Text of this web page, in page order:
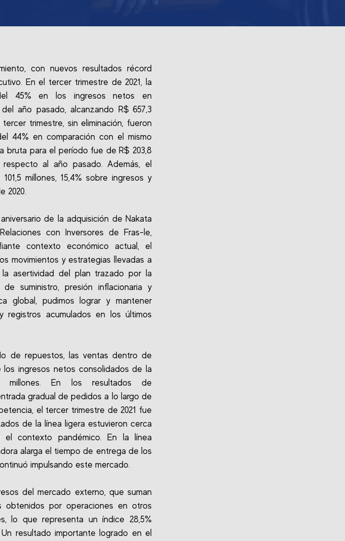
con nuevos resultados récord
En el tercer trimestre de 2021, la
45% en los ingresos netos en
año pasado, alcanzando R$ 657,3
trimestre, sin eliminación, fueron
44% en comparación con el mismo
bruta para el período fue de R$ 203,8
al año pasado. Además, el
millones, 15,4% sobre ingresos y
2020.
de la adquisición de Nakata
con Inversores de Fras-le,
contexto económico actual, el
movimientos y estrategias llevadas a
asertividad del plan trazado por la
suministro, presión inflacionaria y
global, pudimos lograr y mantener
acumulados en los últimos
de repuestos, las ventas dentro de
los ingresos netos consolidados de la
millones. En los resultados de
gradual de pedidos a lo largo de
el tercer trimestre de 2021 fue
de la línea ligera estuvieron cerca
contexto pandémico. En la línea
alarga el tiempo de entrega de los
impulsando este mercado.
del mercado externo, que suman
obtenidos por operaciones en otros
lo que representa un índice 28,5%
resultado importante logrado en el